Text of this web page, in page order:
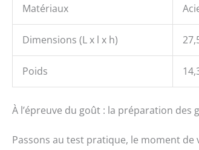
Matériaux
Dimensions (L x l x h)
Poids
À l’épreuve du goût : la préparation des
Passons au test pratique, le moment